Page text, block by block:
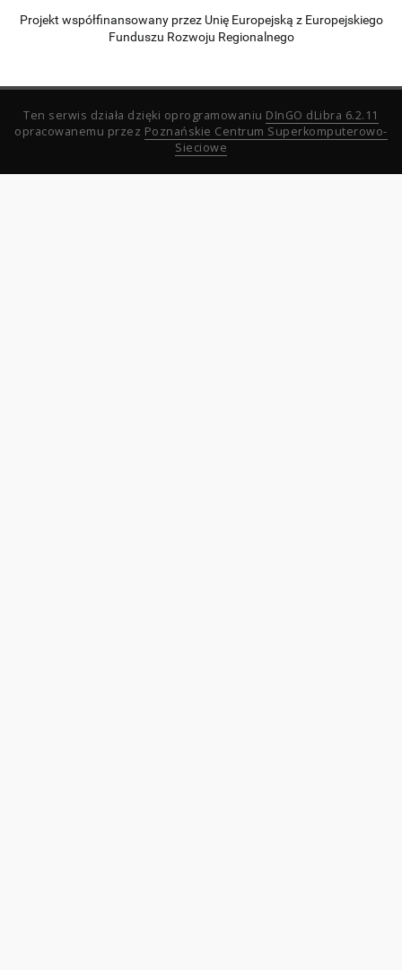
Projekt współfinansowany przez Unię Europejską z Europejskiego
Funduszu Rozwoju Regionalnego
Ten serwis działa dzięki oprogramowaniu DInGO dLibra 6.2.11
opracowanemu przez Poznańskie Centrum Superkomputerowo-
Sieciowe